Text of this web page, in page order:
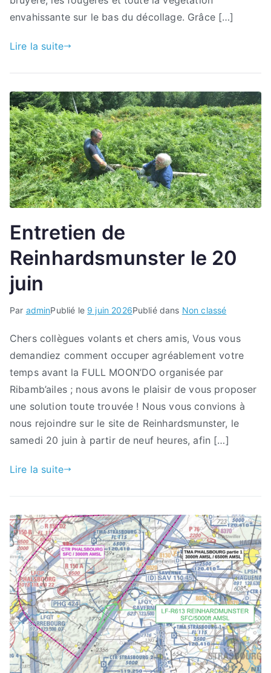
envahissante sur le bas du décollage. Grâce […]
Lire la suite
Entretien de
Reinhardsmunster le 20
juin
Par adminPublié le 9 juin 2026Publié dans Non classé
Chers collègues volants et chers amis, Vous vous
demandiez comment occuper agréablement votre
temps avant la FULL MOON’DO organisée par
Ribamb’ailes ; nous avons le plaisir de vous proposer
une solution toute trouvée ! Nous vous convions à
nous rejoindre sur le site de Reinhardsmunster, le
samedi 20 juin à partir de neuf heures, afin […]
Lire la suite